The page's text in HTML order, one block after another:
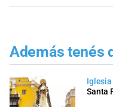
Además tenés
Santa